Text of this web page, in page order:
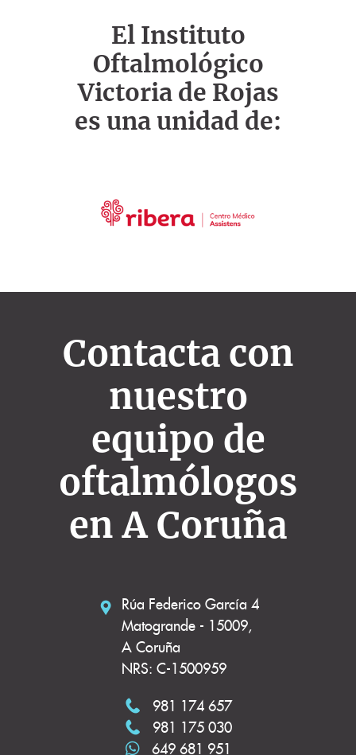
El Instituto
Oftalmológico
Victoria de Rojas
es una unidad de:
Contacta con
nuestro
equipo de
oftalmólogos
en A Coruña
Rúa Federico García 4
Matogrande - 15009,
A Coruña
NRS: C-1500959
981 174 657
981 175 030
649 681 951